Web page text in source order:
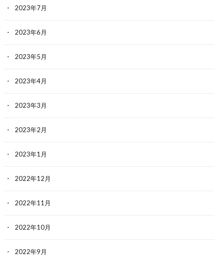
2023年7月
2023年6月
2023年5月
2023年4月
2023年3月
2023年2月
2023年1月
2022年12月
2022年11月
2022年10月
2022年9月